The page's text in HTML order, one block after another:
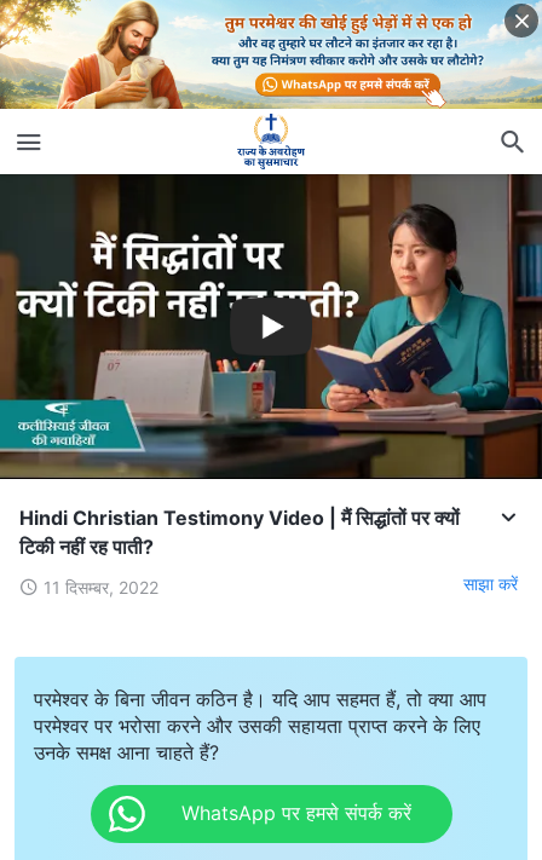
Hindi Christian Testimony Video | मैं सिद्धांतों पर क्यों
टिकी नहीं रह पाती?
11 दिसम्बर, 2022 साझा करें
परमेश्वर के बिना जीवन कठिन है। यदि आप सहमत हैं, तो क्या आप
परमेश्वर पर भरोसा करने और उसकी सहायता प्राप्त करने के लिए
उनके समक्ष आना चाहते हैं?
WhatsApp पर हमसे संपर्क करें